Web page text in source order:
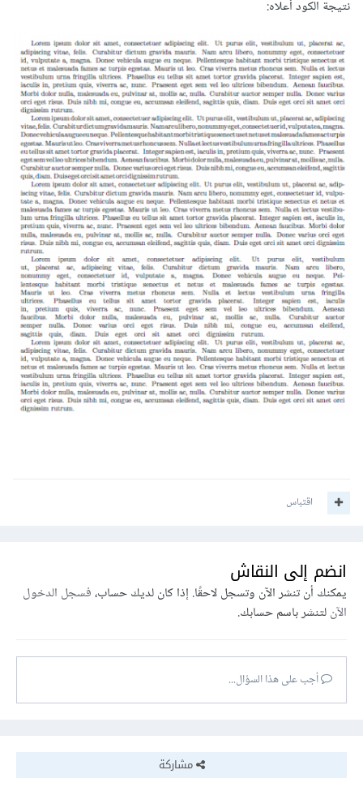
نتيجة الكود أعلاه:
اقتباس
انضم إلى النقاش
يمكنك أن تنشر الآن وتسجل لاحقًا. إذا كان لديك حساب،فسجل الدخول
الآنلتنشر باسم حسابك.
أجب على هذا السؤال...
مشاركة